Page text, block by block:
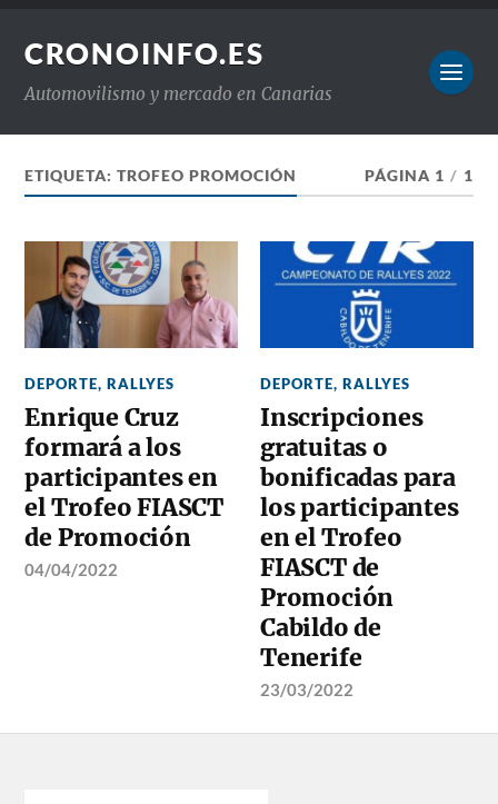
CRONOINFO.ES
Automovilismo y mercado en Canarias
ETIQUETA:TROFEO PROMOCIÓN PÁGINA 1 / 1
DEPORTE,RALLYES
Enrique Cruz
formará a los
participantes en
el Trofeo FIASCT
de Promoción
04/04/2022
DEPORTE,RALLYES
Inscripciones
gratuitas o
bonificadas para
los participantes
en el Trofeo
FIASCT de
Promoción
Cabildo de
Tenerife
23/03/2022